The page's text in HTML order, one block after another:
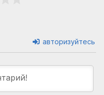
авторизуйтесь